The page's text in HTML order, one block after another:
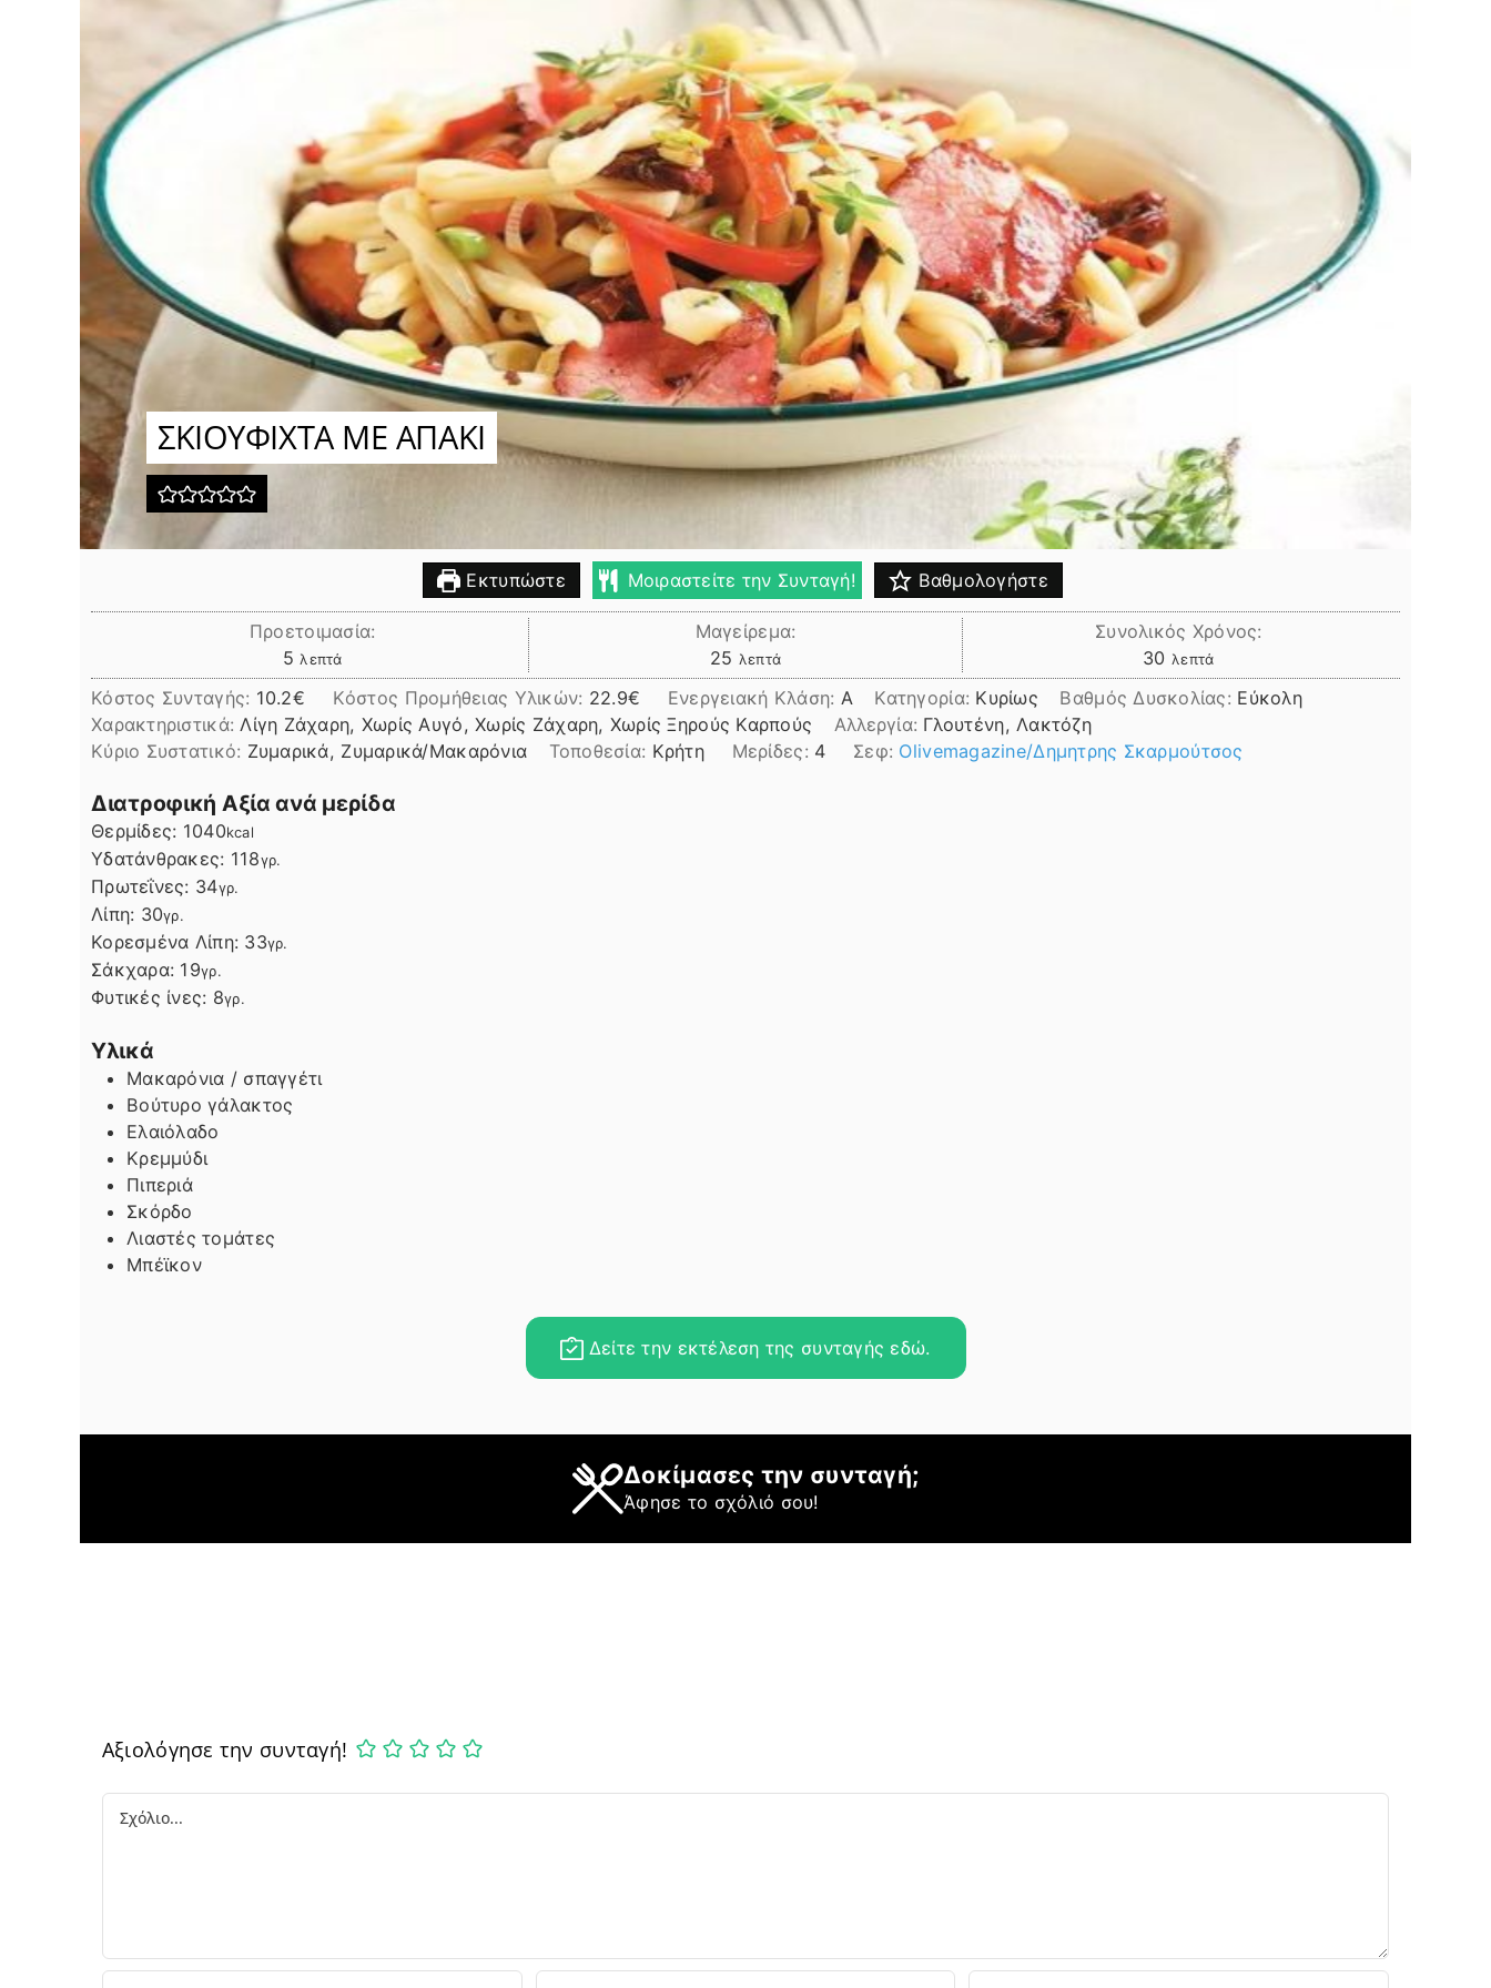
ΣΚΙΟΥΦΙΧΤΑ ΜΕ ΑΠΑΚΙ
Εκτυπώστε Μοιραστείτε την Συνταγή! Βαθμολογήστε
Προετοιμασία:
5λεπτά
λεπτά
Μαγείρεμα:
25 λεπτά
λεπτά
Συνολικός Χρόνος:
30 λεπτά
λεπτά
Κόστος Συνταγής: 10.2€ Kόστος Προμήθειας Υλικών: 22.9 Ενεργειακή Κλάση: A Κατηγορία: Κυρίως Βαθμός Δυσκολίας: Εύκολη
Χαρακτηριστικά: Λίγη Ζάχαρη, Χωρίς Αυγό, Χωρίς Ζάχαρη, Χωρίς Ξηρούς Καρπούς Αλλεργία: Γλουτένη, Λακτόζη
Kύριο Συστατικό: Ζυμαρικά, Ζυμαρικά/Μακαρόνια Τοποθεσία: Κρήτη Μερίδες: 4 Σεφ: Olivemagazine/Δημητρης Σκαρμούτσος
Διατροφική Αξία ανά μερίδα
Θερμίδες: 1040kcal
Υδατάνθρακες: 118γρ.
Πρωτεΐνες: 34γρ.
Λίπη
Λίπη: 30γρ.
Κορεσμένα Λίπη: 33γρ.
Σάκχαρα: 19γρ.
Φυτικές ίνες: 8γρ.
Υλικά
Μακαρόνια / σπαγγέτι
Βούτυρο γάλακτος
Ελαιόλαδο
Κρεμμύδι
Πιπεριά
Σκόρδο
Λιαστές τομάτες
Μπέϊκον
Δείτε την εκτέλεση της συνταγής εδώ.
Δοκίμασες την συνταγή;
Άφησε το σχόλιό σου!
Αξιολόγησε την συνταγή!
Comment